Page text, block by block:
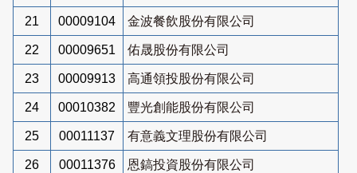
21 00009104 金波餐飲股份有限公司
22 00009651 佑晟股份有限公司
23 00009913 高通領投股份有限公司
24 00010382 豐光創能股份有限公司
25 00011137 有意義文理股份有限公司
26 00011376 恩鎬投資股份有限公司